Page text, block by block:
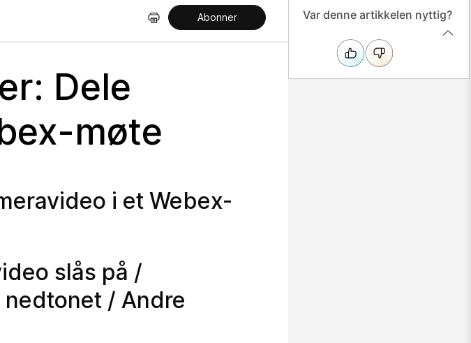
Abonner
Dele
møte
i et Webex-
slås på /
/ Andre
Var denne artikkelen nyttig?